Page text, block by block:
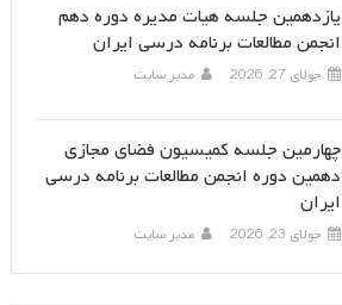
یازدهمین جلسه هیات مدیره دوره دهم
انجمن مطالعات برنامه درسی ایران
جولای 27, 2026 مدیر سایت
چهارمین جلسه کمیسیون فضای مجازی
دهمین دوره انجمن مطالعات برنامه درسی
ایران
جولای 23, 2026 مدیر سایت